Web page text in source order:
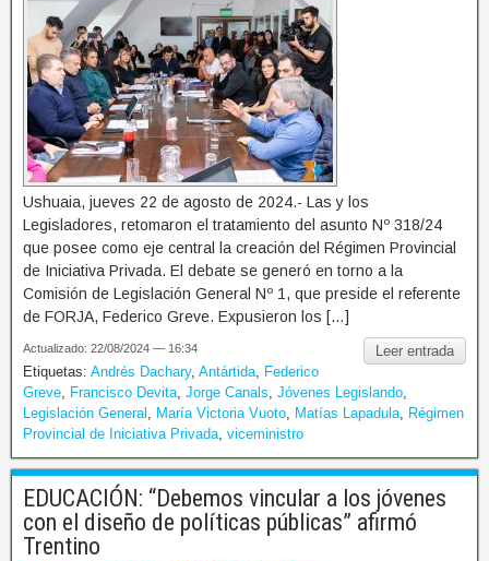
Ushuaia, jueves 22 de agosto de 2024.- Las y los
Legisladores, retomaron el tratamiento del asunto Nº 318/24
que posee como eje central la creación del Régimen Provincial
de Iniciativa Privada. El debate se generó en torno a la
Comisión de Legislación General Nº 1, que preside el referente
de FORJA, Federico Greve. Expusieron los […]
Leer entrada
Actualizado: 22/08/2024 — 16:34
Etiquetas: Andrés Dachary, Antártida
Federico
Greve
Francisco Devita Jorge Canals Jóvenes Legislando
Legislación General
María Victoria Vuoto Matías Lapadula
Régimen
Provincial de Iniciativa Privada viceministro
EDUCACIÓN: “Debemos vincular a los jóvenes
con el diseño de políticas públicas” afirmó
Trentino